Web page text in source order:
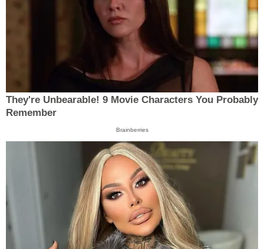
They're Unbearable! 9 Movie Characters You Probably
Remember
Brainberries